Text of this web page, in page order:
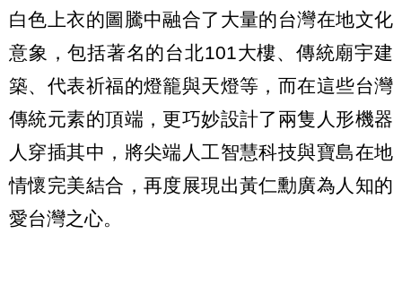
白色上衣的圖騰中融合了大量的台灣在地文化
意象，包括著名的台北101大樓、傳統廟宇建
築、代表祈福的燈籠與天燈等，而在這些台灣
傳統元素的頂端，更巧妙設計了兩隻人形機器
人穿插其中，將尖端人工智慧科技與寶島在地
情懷完美結合，再度展現出黃仁勳廣為人知的
愛台灣之心。